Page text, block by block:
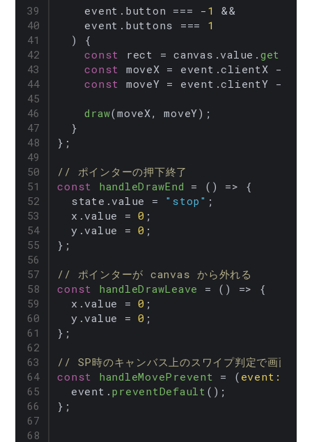
    event.
button === - 1
&&
    event.
buttons === 1
  ) {
const
rect = canvas. value .
const moveX = event.clientX -
const moveY = event.clientY -
draw(moveX, moveY);
  }
};
// ポインターの押下終了
const
handleDrawEnd = ( ) => {
  state.
value = "stop" ;
  x.
value = 0 ;
  y.
value = 0 ;
};
// ポインターが canvas から外れる
const
handleDrawLeave = ( ) => {
  x.
value = 0 ;
  y.
value = 0 ;
};
// SP時のキャンバス上のスワイプ判定で画面が
const
handleMovePrevent = ( event :
  event.
preventDefault ();
};